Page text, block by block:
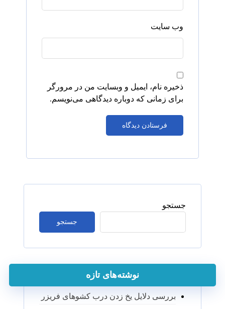
وب‌ سایت
ذخیره نام، ایمیل و وبسایت من در مرورگر
برای زمانی که دوباره دیدگاهی می‌نویسم.
جستجو
جستجو
نوشته‌های تازه
بررسی دلایل یخ زدن درب کشوهای فریزر